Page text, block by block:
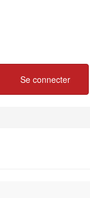
Se connecter